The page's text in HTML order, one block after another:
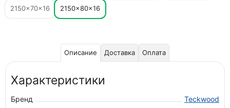
2150×70×16 2150×80×16
Описание Доставка Оплата
Характеристики
Бренд
Teckwood